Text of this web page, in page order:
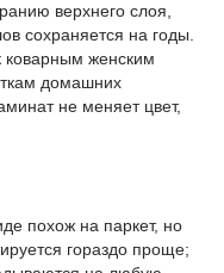
верхнего слоя,
сохраняется на годы.
коварным женским
домашних
не меняет цвет,
похож на паркет, но
гораздо проще;